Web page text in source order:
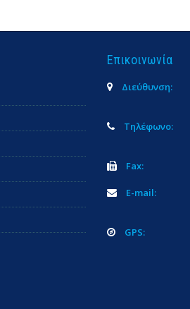
Επικοινωνία
Διεύθυνση:
Τηλέφωνο:
Fax:
E-mail:
GPS: